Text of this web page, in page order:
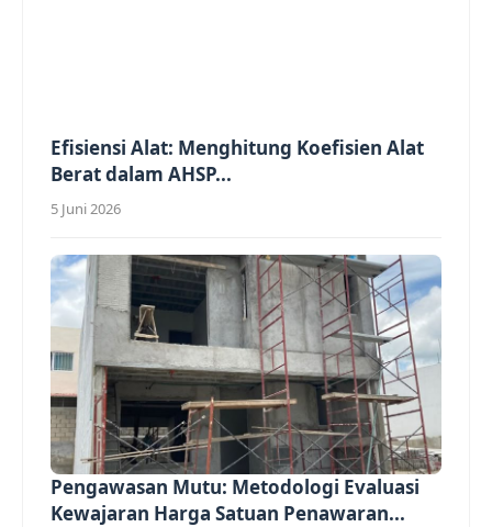
Efisiensi Alat: Menghitung Koefisien Alat
Berat dalam AHSP...
5 Juni 2026
Pengawasan Mutu: Metodologi Evaluasi
Kewajaran Harga Satuan Penawaran...